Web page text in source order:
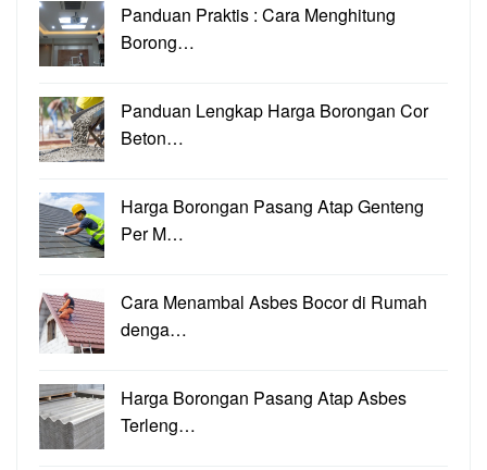
Panduan Praktis : Cara Menghitung
Borong…
Panduan Lengkap Harga Borongan Cor
Beton…
Harga Borongan Pasang Atap Genteng
Per M…
Cara Menambal Asbes Bocor di Rumah
denga…
Harga Borongan Pasang Atap Asbes
Terleng…